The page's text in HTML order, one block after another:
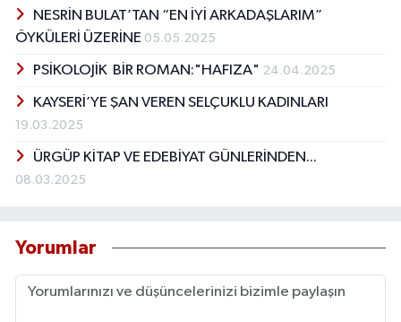
NESRİN BULAT’TAN “EN İYİ ARKADAŞLARIM”
ÖYKÜLERİ ÜZERİNE 05.05.2025
PSİKOLOJİK BİR ROMAN:"HAFIZA" 24.04.2025
KAYSERİ’YE ŞAN VEREN SELÇUKLU KADINLARI
19.03.2025
ÜRGÜP KİTAP VE EDEBİYAT GÜNLERİNDEN...
08.03.2025
Yorumlar